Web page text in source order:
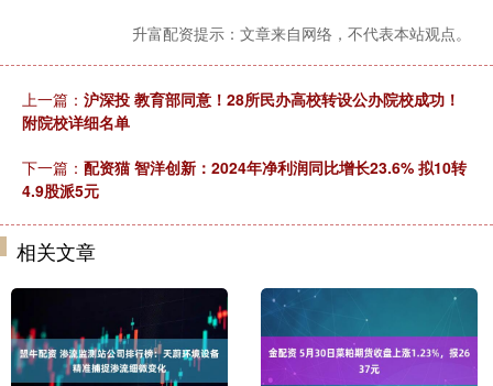
升富配资提示：文章来自网络，不代表本站观点。
上一篇： 沪深投 教育部同意！28所民办高校转设公办院校成功！
附院校详细名单
下一篇： 配资猫 智洋创新：2024年净利润同比增长23.6% 拟10转
4.9股派5元
相关文章